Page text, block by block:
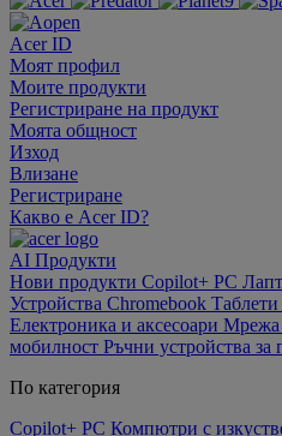
Acer ID
Моят профил
Моите продукти
Регистриране на продукт
Моята общност
Изход
Влизане
Регистриране
Какво е Acer ID?
AI Продукти
Нови продукти Copilot+ PC
Устройства Chromebook Таблети
Електроника и аксесоари Мрежа
мобилност Ръчни устройства за
По категория
Copilot+ PC Компютри с